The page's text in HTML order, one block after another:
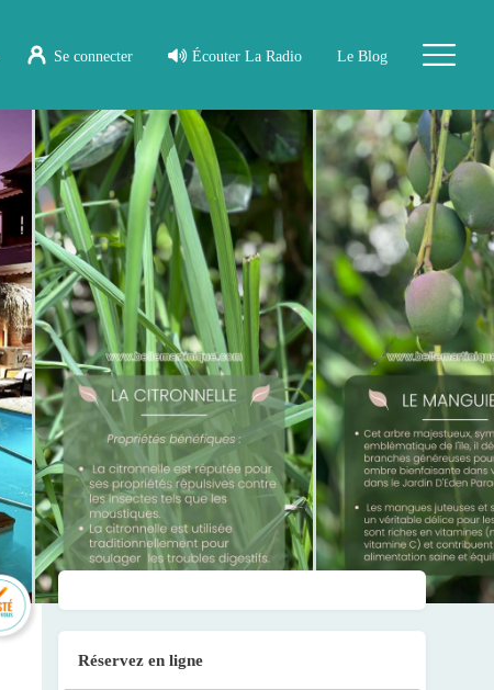
Se connecter Écouter La Radio Le Blog
Réservez en ligne